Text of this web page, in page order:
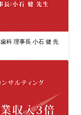
科 理事長 小石 健 先